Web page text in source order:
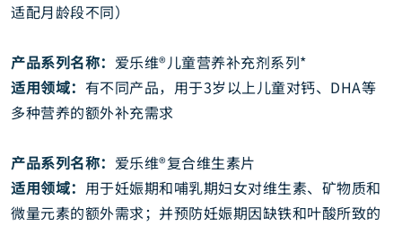
适配月龄段不同）
产品系列名称： 爱乐维®儿童营养补充剂系列*
适用领域： 有不同产品，用于3岁以上儿童对钙、DHA等
多种营养的额外补充需求
产品系列名称： 爱乐维®复合维生素片
适用领域： 用于妊娠期和哺乳期妇女对维生素、矿物质和
微量元素的额外需求；并预防妊娠期因缺铁和叶酸所致的